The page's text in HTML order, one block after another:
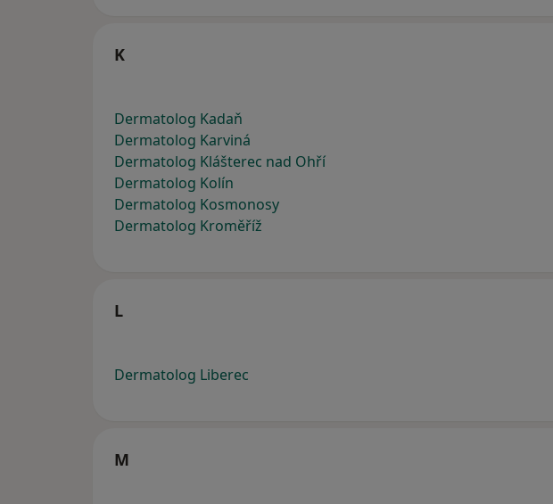
K
Dermatolog Kadaň
Dermatolog Karviná
Dermatolog Klášterec nad Ohří
Dermatolog Kolín
Dermatolog Kosmonosy
Dermatolog Kroměříž
L
Dermatolog Liberec
M